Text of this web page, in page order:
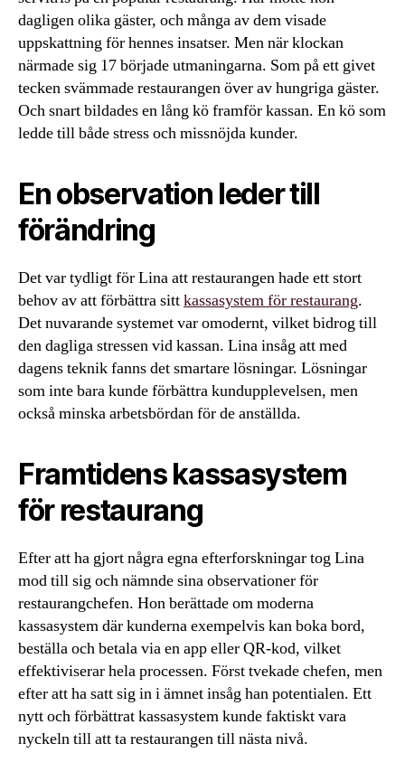
dagligen olika gäster, och många av dem visade
uppskattning för hennes insatser. Men när klockan
närmade sig 17 började utmaningarna. Som på ett givet
tecken svämmade restaurangen över av hungriga gäster.
Och snart bildades en lång kö framför kassan. En kö som
ledde till både stress och missnöjda kunder.
En observation leder till
förändring
Det var tydligt för Lina att restaurangen hade ett stort
behov av att förbättra sittkassasystem för restaurang.
Det nuvarande systemet var omodernt, vilket bidrog till
den dagliga stressen vid kassan. Lina insåg att med
dagens teknik fanns det smartare lösningar. Lösningar
som inte bara kunde förbättra kundupplevelsen, men
också minska arbetsbördan för de anställda.
Framtidens kassasystem
för restaurang
Efter att ha gjort några egna efterforskningar tog Lina
mod till sig och nämnde sina observationer för
restaurangchefen. Hon berättade om moderna
kassasystem där kunderna exempelvis kan boka bord,
beställa och betala via en app eller QR-kod, vilket
effektiviserar hela processen. Först tvekade chefen, men
efter att ha satt sig in i ämnet insåg han potentialen. Ett
nytt och förbättrat kassasystem kunde faktiskt vara
nyckeln till att ta restaurangen till nästa nivå.